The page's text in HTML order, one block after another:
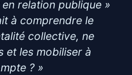
relation publique »
à comprendre le
collective, ne
et les mobiliser à
? »